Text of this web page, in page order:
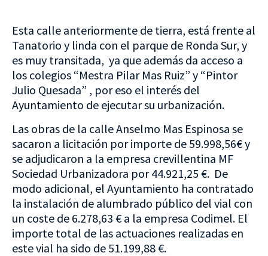
Esta calle anteriormente de tierra, está frente al
Tanatorio y linda con el parque de Ronda Sur, y
es muy transitada, ya que además da acceso a
los colegios “Mestra Pilar Mas Ruiz” y “Pintor
Julio Quesada” , por eso el interés del
Ayuntamiento de ejecutar su urbanización.
Las obras de la calle Anselmo Mas Espinosa se
sacaron a licitación por importe de 59.998,56€ y
se adjudicaron a la empresa crevillentina MF
Sociedad Urbanizadora por 44.921,25 €. De
modo adicional, el Ayuntamiento ha contratado
la instalación de alumbrado público del vial con
un coste de 6.278,63 € a la empresa Codimel. El
importe total de las actuaciones realizadas en
este vial ha sido de 51.199,88 €.